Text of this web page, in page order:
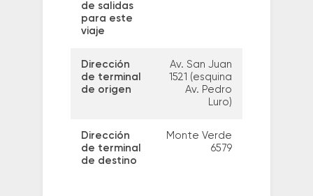
de salidas
para este
viaje
Dirección
de terminal
de origen
Av. San Juan
1521 (esquina
Av. Pedro
Luro)
Dirección
de terminal
de destino
Monte Verde
6579